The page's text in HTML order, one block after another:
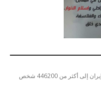
أكثر من 446200 شخص